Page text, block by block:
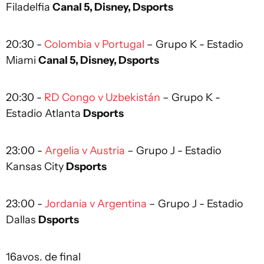
Filadelfia Canal 5, Disney, Dsports
20:30 - Colombia v Portugal – Grupo K - Estadio
Miami Canal 5, Disney, Dsports
20:30 - RD Congo v Uzbekistán – Grupo K -
Estadio Atlanta Dsports
23:00 - Argelia v Austria – Grupo J - Estadio
Kansas City Dsports
23:00 - Jordania v Argentina – Grupo J - Estadio
Dallas Dsports
16avos. de final